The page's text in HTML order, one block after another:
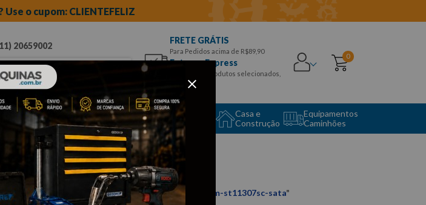
o cupom: CLIENTEFELIZ
20659002
FRETE GRÁTIS
Para Pedidos acima de R$89,90
Entrega Express
para CEPS e produtos selecionados,
Aproveite!
0
Ferramentas
Automotivas Especiais
Equipamento
Auto Center
Casa e
Construção
Equipamentos
Caminhões
resultado para "soquete-sextavado-1-4”x-7mm-st11307sc-sata"